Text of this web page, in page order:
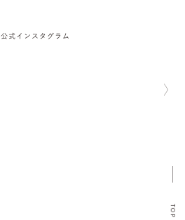
公式インスタグラム
TOP